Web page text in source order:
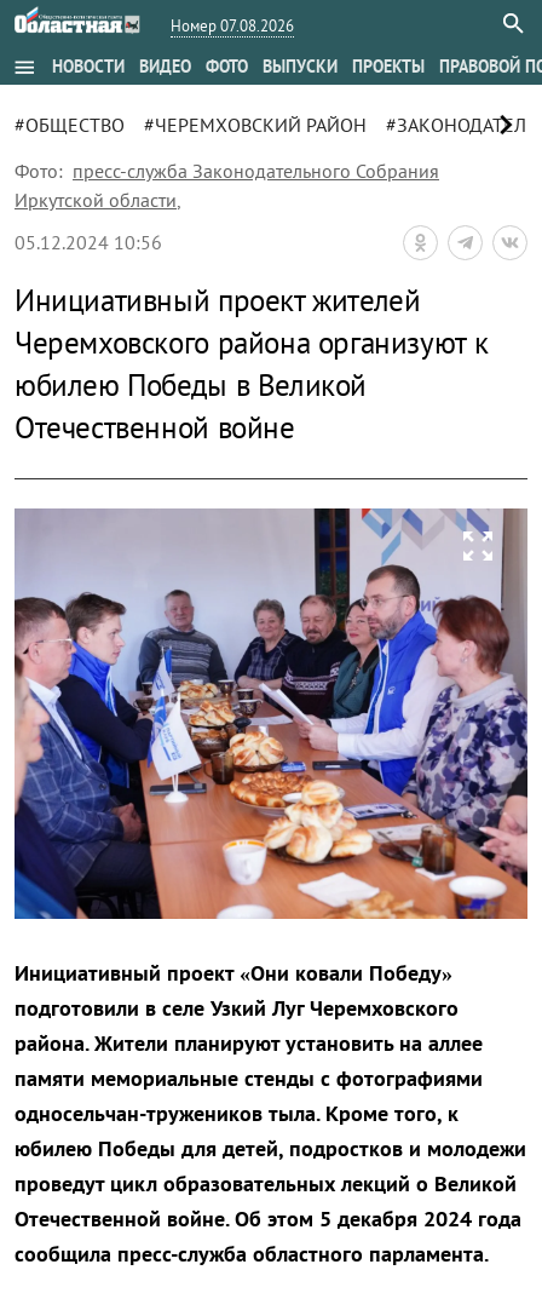
Номер 07.08.2026
menu НОВОСТИ ВИДЕО ФОТО ВЫПУСКИ ПРОЕКТЫ ПРАВОВОЙ
#ОБЩЕСТВО #ЧЕРЕМХОВСКИЙ РАЙОН chevron_right
Фото: пресс-служба Законодательного Собрания
Иркутской области,
05.12.2024 10:56
Инициативный проект жителей
Черемховского района организуют к
юбилею Победы в Великой
Отечественной войне
zoom_out_map
Инициативный проект «Они ковали Победу»
подготовили в селе Узкий Луг Черемховского
района. Жители планируют установить на аллее
памяти мемориальные стенды с фотографиями
односельчан-тружеников тыла. Кроме того, к
юбилею Победы для детей, подростков и молодежи
проведут цикл образовательных лекций о Великой
Отечественной войне. Об этом 5 декабря 2024 года
сообщила пресс-служба областного парламента.